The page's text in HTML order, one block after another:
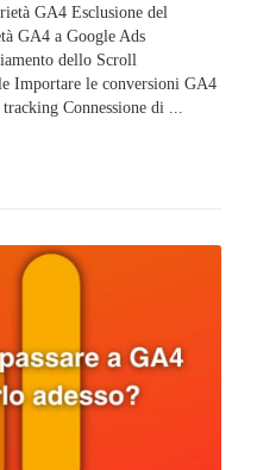
GA4 Esclusione del
GA4 a Google Ads
dello Scroll
Importare le conversioni GA4
Connessione di ...